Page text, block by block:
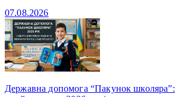
07.08.2026
Державна допомога “Пакунок школяра”: